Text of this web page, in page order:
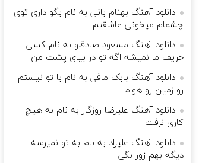
دانلود آهنگ بهنام بانی به نام بگو داری توی
چشمام میخونی عاشقتم
دانلود آهنگ مسعود صادقلو به نام کسی
حریف ما نمیشه اگه تو در بیای پشت من
دانلود آهنگ بابک مافی به نام ﺑﺎ ﺗﻮ ﻧﻴﺴﺘﻢ
رو زﻣﻴﻦ رو ﻫﻮام
دانلود آهنگ علیرضا روزگار به نام به هیچ
کاری نرفت
دانلود آهنگ علیراد به نام به تو نمیرسه
دیگه بهم زور بگی